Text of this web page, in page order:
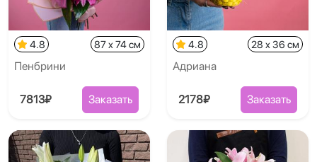
4.8 87 x 74 см
Пенбрини
7813₽ Заказать
4.8 28 x 36 см
Адриана
2178₽ Заказать